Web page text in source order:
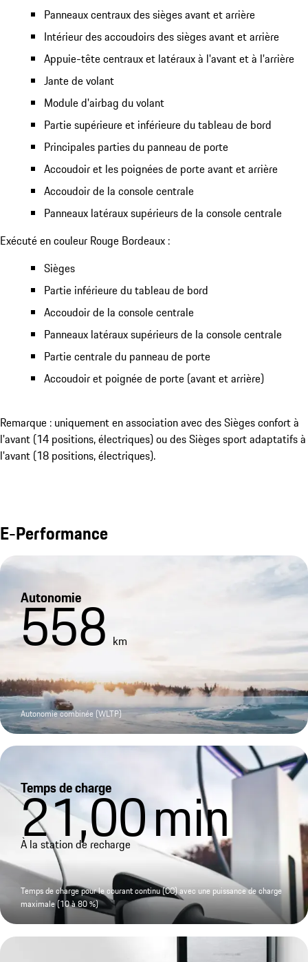
Panneaux centraux des sièges avant et arrière
Intérieur des accoudoirs des sièges avant et arrière
Appuie-tête centraux et latéraux à l'avant et à l'arrière
Jante de volant
Module d'airbag du volant
Partie supérieure et inférieure du tableau de bord
Principales parties du panneau de porte
Accoudoir et les poignées de porte avant et arrière
Accoudoir de la console centrale
Panneaux latéraux supérieurs de la console centrale
Exécuté en couleur Rouge Bordeaux :
Sièges
Partie inférieure du tableau de bord
Accoudoir de la console centrale
Panneaux latéraux supérieurs de la console centrale
Partie centrale du panneau de porte
Accoudoir et poignée de porte (avant et arrière)
Remarque : uniquement en association avec des Sièges confort à
l'avant (14 positions, électriques) ou des Sièges sport adaptatifs à
l'avant (18 positions, électriques).
E-Performance
Autonomie
558 km
Autonomie combinée (WLTP)
Temps de charge
21,00min
À la station de recharge
Temps de charge pour le courant continu (CC) avec une puissance de charge
maximale (10 à 80 %)